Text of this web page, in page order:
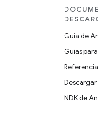
Guía de
Guías
Descargar
NDK de